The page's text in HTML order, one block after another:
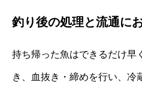
釣り後の処理と流通に
持ち帰った魚はできるだけ早
き、血抜き・締めを行い、冷